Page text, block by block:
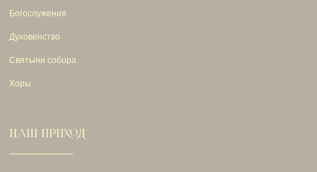
Богослужения
Духовенство
Святыни собора
Хоры
НАШ ПРИХОД